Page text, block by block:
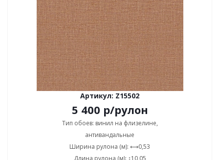
Артикул: Z15502
5 400 р/рулон
Тип обоев: винил на флизелине,
антивандальные
Ширина рулона (м): ⟷0,53